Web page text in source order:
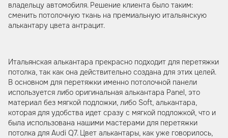
владельцу автомобиля. Решение клиента было таким:
сменить потолочную ткань на премиальную итальянскую
алькантару цвета антрацит.
Итальянская алькантара прекрасно подходит для перетяжки
потолка, так как она действительно создана для этих целей.
В основном для перетяжки именно потолочной панели
используется либо оригинальная алькантара Panel, это
материал без мягкой подложки, либо Soft, алькантара,
которая для удобства идет сразу с мягкой подложкой, что и
была использована нашими мастерами для перетяжки
потолка для Audi Q7. Цвет алькантары, как уже говорилось,